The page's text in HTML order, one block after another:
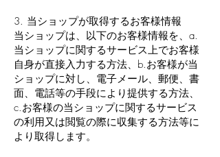
3. 当ショップが取得するお客様情報
当ショップは、以下のお客様情報を、a.
当ショップに関するサービス上でお客様
自身が直接入力する方法、b.お客様が当
ショップに対し、電子メール、郵便、書
面、電話等の手段により提供する方法、
c.お客様の当ショップに関するサービス
の利用又は閲覧の際に収集する方法等に
より取得します。